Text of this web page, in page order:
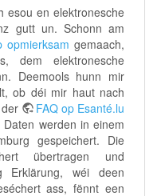
esou en elektronesche
gutt un. Schonn am
opmierksam gemaach,
dem elektronesche
Deemools hunn mir
ob déi mir haut nach
FAQ op Esanté.lu
werden in einem
gespeichert. Die
übertragen und
Erklärung, wéi deen
ass, fënnt een